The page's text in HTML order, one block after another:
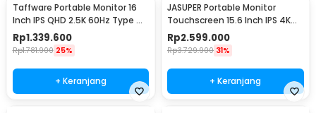
Taffware Portable Monitor 16
Inch IPS QHD 2.5K 60Hz Type C
Mini HDMI - 1600XTS
Rp1.339.600
Rp1.781.900 25%
+ Keranjang
JASUPER Portable Monitor
Touchscreen 15.6 Inch IPS 4K
60Hz Type C - XW-660
Rp2.599.000
Rp3.729.900 31%
+ Keranjang